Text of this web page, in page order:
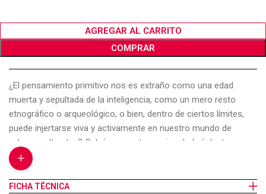
AGREGAR AL CARRITO
COMPRAR
¿El pensamiento primitivo nos es extraño como una edad
muerta y sepultada de la inteligencia, como un mero resto
etnográfico o arqueológico, o bien, dentro de ciertos límites,
puede injertarse viva y activamente en nuestro mundo de
valores culturales? Cabría preguntarse si no habrá dentro,
dentro de la fenomenología del mito, una fuerza luminosa y útil
al hombre para entender los momentos más críticos de su
existencia; si el mito, lejos de ser el producto de un “salvaje”, no
+
FICHA TÉCNICA